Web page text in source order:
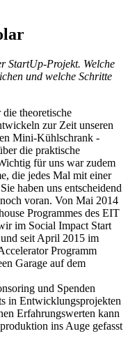
StartUp-Projekt. Welche
und welche Schritte
theoretische
zur Zeit unseren
Mini-Kühlschrank -
die praktische
für uns war zudem
die jedes Mal mit einer
haben uns entscheidend
voran. Von Mai 2014
Programmes des EIT
im Social Impact Start
seit April 2015 im
Programm
Garage auf dem
und Spenden
in Entwicklungsprojekten
Erfahrungswerten kann
ins Auge gefasst